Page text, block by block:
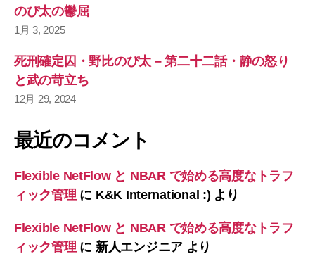
のび太の鬱屈
1月 3, 2025
死刑確定囚・野比のび太 – 第二十二話・静の怒り
と武の苛立ち
12月 29, 2024
最近のコメント
Flexible NetFlow と NBAR で始める高度なトラフ
ィック管理 に K&K International :) より
Flexible NetFlow と NBAR で始める高度なトラフ
ィック管理 に 新人エンジニアより